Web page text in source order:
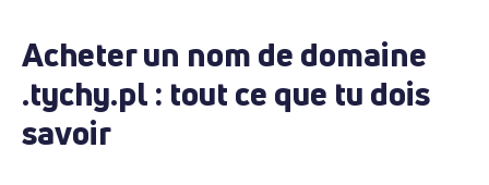
Acheter un nom de domaine
.tychy.pl : tout ce que tu dois
savoir